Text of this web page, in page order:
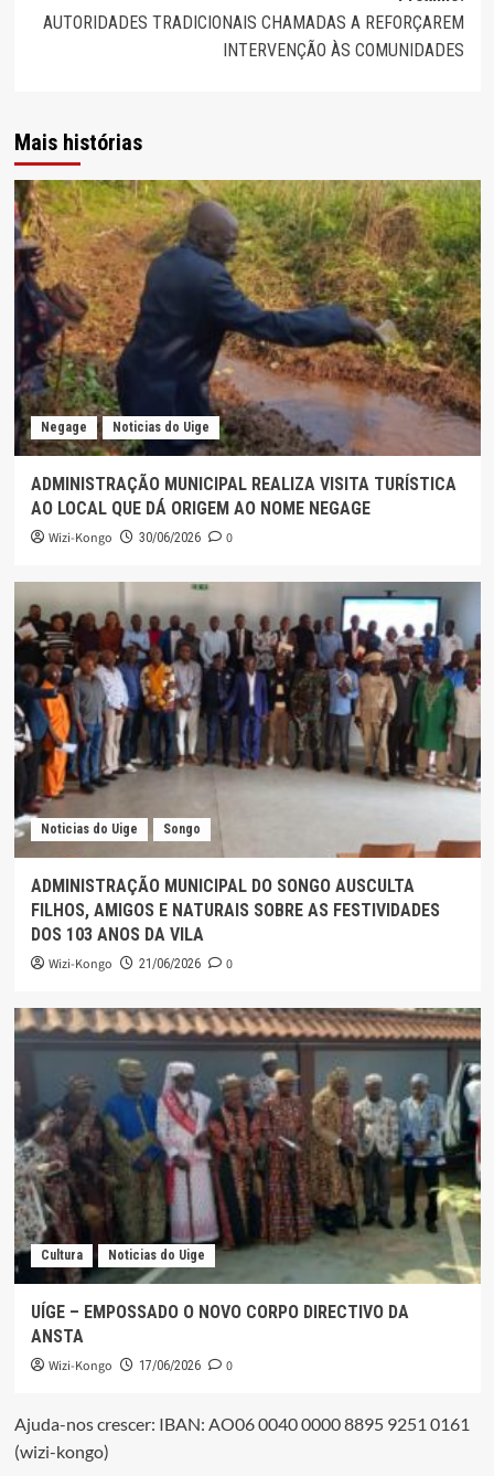
AUTORIDADES TRADICIONAIS CHAMADAS A REFORÇAREM
INTERVENÇÃO ÀS COMUNIDADES
Mais histórias
Negage Noticias do Uige
ADMINISTRAÇÃO MUNICIPAL REALIZA VISITA TURÍSTICA
AO LOCAL QUE DÁ ORIGEM AO NOME NEGAGE
Wizi-Kongo 30/06/2026 0
Noticias do Uige Songo
ADMINISTRAÇÃO MUNICIPAL DO SONGO AUSCULTA
FILHOS, AMIGOS E NATURAIS SOBRE AS FESTIVIDADES
DOS 103 ANOS DA VILA
Wizi-Kongo 21/06/2026 0
Cultura Noticias do Uige
UÍGE – EMPOSSADO O NOVO CORPO DIRECTIVO DA
ANSTA
Wizi-Kongo 17/06/2026 0
Ajuda-nos crescer: IBAN: AO06 0040 0000 8895 9251 0161
(wizi-kongo)